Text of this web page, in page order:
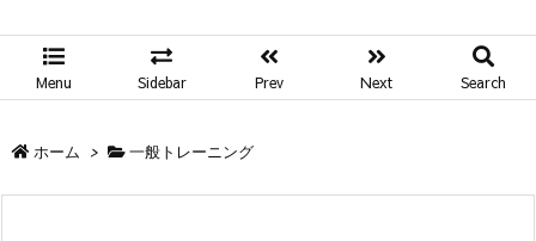
Menu Sidebar Prev Next Search
ホーム > 一般トレーニング